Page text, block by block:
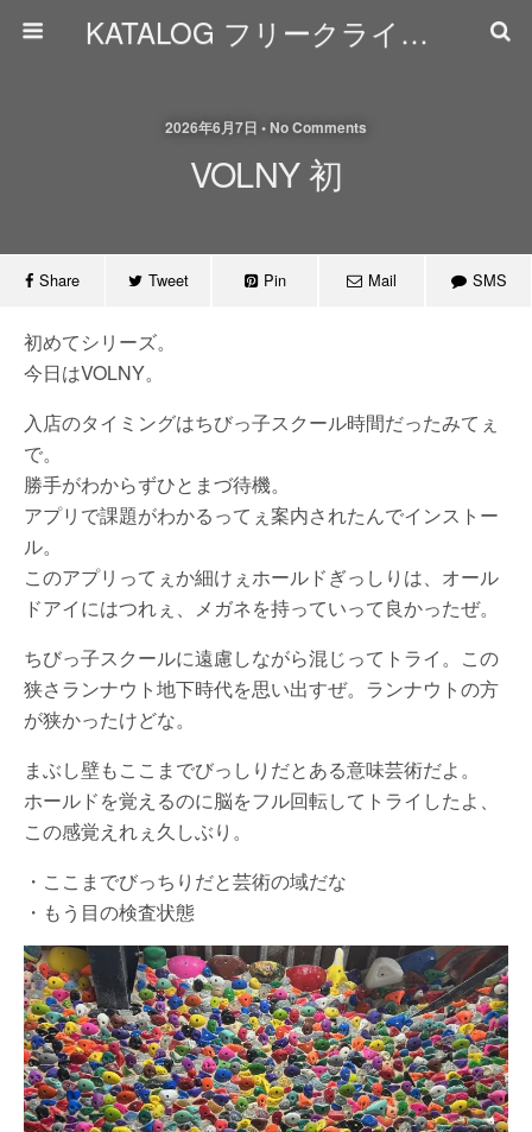
KATALOG フリークライミング日誌
2026年6月7日 • No Comments
VOLNY 初
Share Tweet Pin Mail SMS
初めてシリーズ。
今日はVOLNY。
入店のタイミングはちびっ子スクール時間だったみてぇ
で。
勝手がわからずひとまづ待機。
アプリで課題がわかるってぇ案内されたんでインストー
ル。
このアプリってぇか細けぇホールドぎっしりは、オール
ドアイにはつれぇ、メガネを持っていって良かったぜ。
ちびっ子スクールに遠慮しながら混じってトライ。この
狭さランナウト地下時代を思い出すぜ。ランナウトの方
が狭かったけどな。
まぶし壁もここまでびっしりだとある意味芸術だよ。
ホールドを覚えるのに脳をフル回転してトライしたよ、
この感覚えれぇ久しぶり。
・ここまでびっちりだと芸術の域だな
・もう目の検査状態